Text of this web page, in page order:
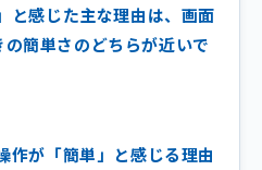
と感じた主な理由は、画面
簡単さのどちらが近いで
作が「簡単」と感じる理由